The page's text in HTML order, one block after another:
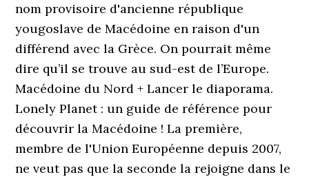
nom provisoire d'ancienne république
yougoslave de Macédoine en raison d'un
différend avec la Grèce. On pourrait même
dire qu’il se trouve au sud-est de l’Europe.
Macédoine du Nord + Lancer le diaporama.
Lonely Planet : un guide de référence pour
découvrir la Macédoine ! La première,
membre de l'Union Européenne depuis 2007,
ne veut pas que la seconde la rejoigne dans le